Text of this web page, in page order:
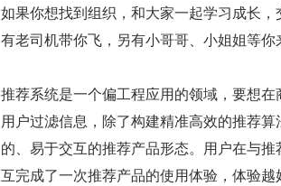
如果你想找到组织，和大家一起学习成长
有老司机带你飞，另有小哥哥、小姐姐等
推荐系统是一个偏工程应用的领域，要想
用户过滤信息，除了构建精准高效的推荐
的、易于交互的推荐产品形态。用户在与
互完成了一次推荐产品的使用体验，体验